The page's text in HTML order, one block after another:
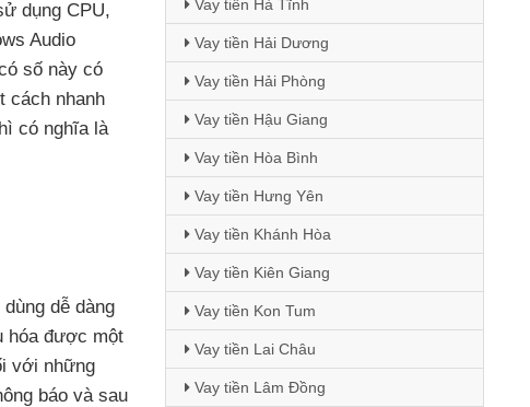
dụng CPU,
Audio
số này có
cách nhanh
có nghĩa là
dễ dàng
hóa được một
với những
báo và sau
Vay tiền Hà Tĩnh
Vay tiền Hải Dương
Vay tiền Hải Phòng
Vay tiền Hậu Giang
Vay tiền Hòa Bình
Vay tiền Hưng Yên
Vay tiền Khánh Hòa
Vay tiền Kiên Giang
Vay tiền Kon Tum
Vay tiền Lai Châu
Vay tiền Lâm Đồng